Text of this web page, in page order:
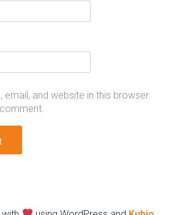
email, and website in this browser